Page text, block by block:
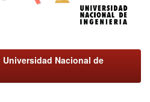
Nacional de